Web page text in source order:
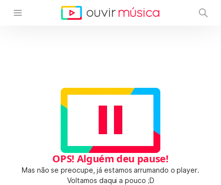
OPS! Alguém deu pause!
Mas não se preocupe, já estamos arrumando o player.
Voltamos daqui a pouco ;D